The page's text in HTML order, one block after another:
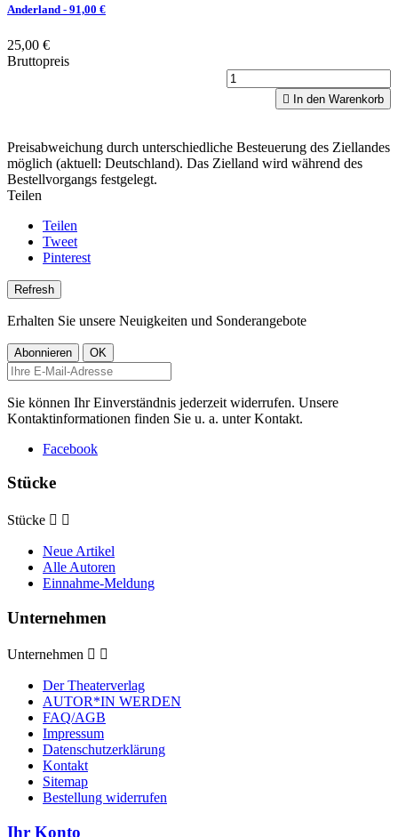
Anderland - 91,00 €
25,00 €
Bruttopreis
 In den Warenkorb
Preisabweichung durch unterschiedliche Besteuerung des Ziellandes
möglich (aktuell: Deutschland). Das Zielland wird während des
Bestellvorgangs festgelegt.
Teilen
Teilen
Tweet
Pinterest
Erhalten Sie unsere Neuigkeiten und Sonderangebote
Sie können Ihr Einverständnis jederzeit widerrufen. Unsere
Kontaktinformationen finden Sie u. a. unter Kontakt.
Facebook
Stücke
Stücke  
Neue Artikel
Alle Autoren
Einnahme-Meldung
Unternehmen
Unternehmen  
Der Theaterverlag
AUTOR*IN WERDEN
FAQ/AGB
Impressum
Datenschutzerklärung
Kontakt
Sitemap
Bestellung widerrufen
Ihr Konto